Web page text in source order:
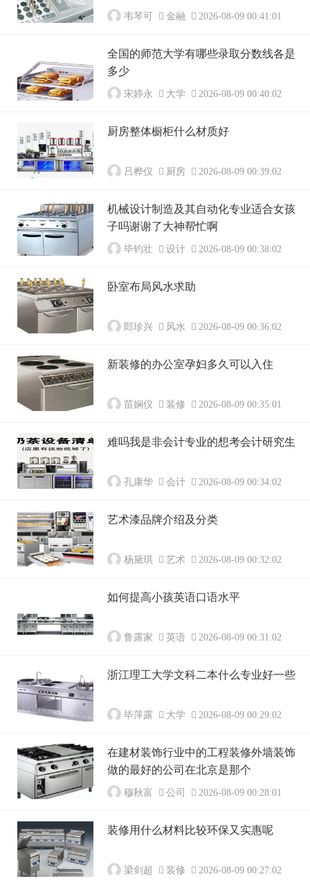
韦琴可 金融 2026-08-09 00:41:01
全国的师范大学有哪些录取分数线各是
多少
宋婷永 大学 2026-08-09 00:40:02
厨房整体橱柜什么材质好
吕桦仪 厨房 2026-08-09 00:39:02
机械设计制造及其自动化专业适合女孩
子吗谢谢了大神帮忙啊
毕钧壮 设计 2026-08-09 00:38:02
卧室布局风水求助
郎珍兴 风水 2026-08-09 00:36:02
新装修的办公室孕妇多久可以入住
苗娴仪 装修 2026-08-09 00:35:01
难吗我是非会计专业的想考会计研究生
孔康华 会计 2026-08-09 00:34:02
艺术漆品牌介绍及分类
杨黛琪 艺术 2026-08-09 00:32:02
如何提高小孩英语口语水平
鲁露家 英语 2026-08-09 00:31:02
浙江理工大学文科二本什么专业好一些
毕萍露 大学 2026-08-09 00:29:02
在建材装饰行业中的工程装修外墙装饰
做的最好的公司在北京是那个
穆秋富 公司 2026-08-09 00:28:01
装修用什么材料比较环保又实惠呢
梁剑超 装修 2026-08-09 00:27:02